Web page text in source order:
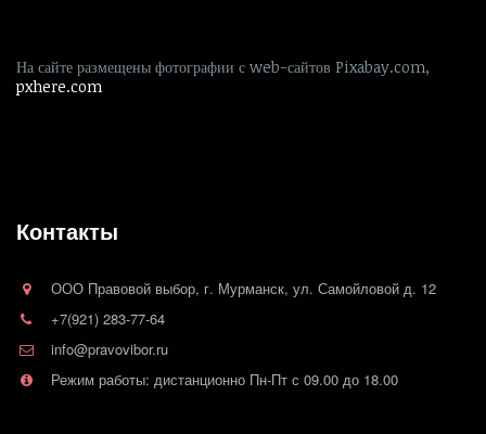
pxhere.com
Контакты
ООО Правовой выбор, г. Мурманск, ул. Самойловой д. 12
+7(921) 283-77-64
info@pravovibor.ru
Режим работы: дистанционно Пн-Пт с 09.00 до 18.00